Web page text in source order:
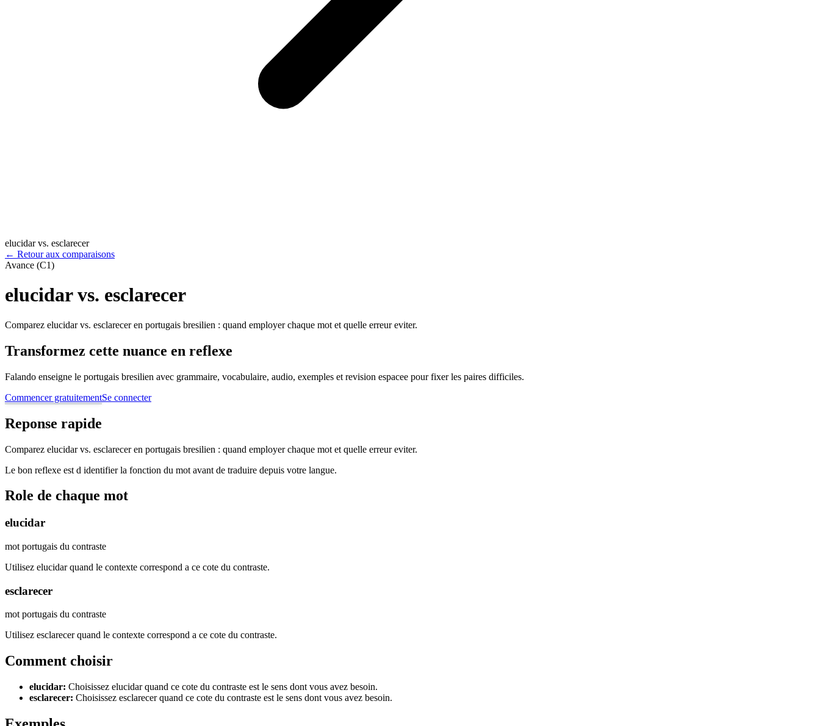
elucidar vs. esclarecer
← Retour aux comparaisons
Avance (C1)
elucidar vs. esclarecer
Comparez elucidar vs. esclarecer en portugais bresilien : quand employer chaque mot et quelle erreur eviter.
Transformez cette nuance en reflexe
Falando enseigne le portugais bresilien avec grammaire, vocabulaire, audio, exemples et revision espacee pour fixer les paires difficiles.
Commencer gratuitementSe connecter
Reponse rapide
Comparez elucidar vs. esclarecer en portugais bresilien : quand employer chaque mot et quelle erreur eviter.
Le bon reflexe est d identifier la fonction du mot avant de traduire depuis votre langue.
Role de chaque mot
elucidar
mot portugais du contraste
Utilisez elucidar quand le contexte correspond a ce cote du contraste.
esclarecer
mot portugais du contraste
Utilisez esclarecer quand le contexte correspond a ce cote du contraste.
Comment choisir
elucidar: Choisissez elucidar quand ce cote du contraste est le sens dont vous avez besoin.
esclarecer: Choisissez esclarecer quand ce cote du contraste est le sens dont vous avez besoin.